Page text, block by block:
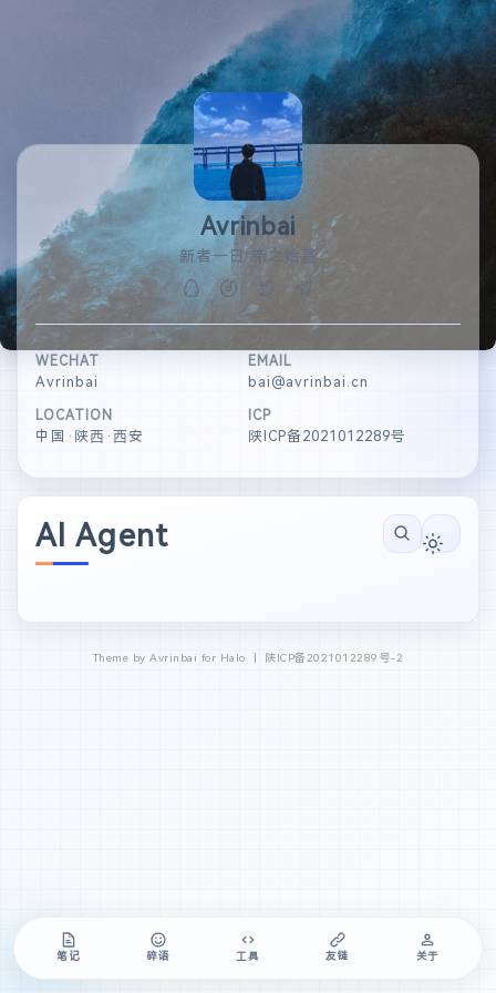
Avrinbai
新者一日 新之始基
WECHAT
Avrinbai
LOCATION
中国·陕西·西安
EMAIL
bai@avrinbai.cn
ICP
陕ICP备2021012289号
笔记 碎语 工具 友链 关于
AI Agent
Theme by Avrinbai for Halo 丨 陕ICP备2021012289号-2